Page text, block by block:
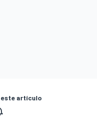
artículo